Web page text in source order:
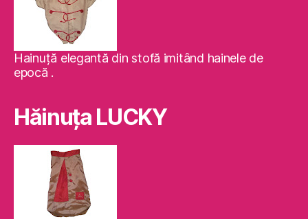
Hainuţă elegantă din stofă imitând hainele de
epocă .
Hăinuţa LUCKY